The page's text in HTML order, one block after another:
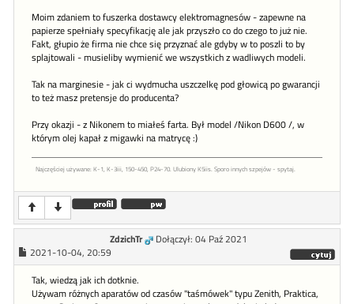
Moim zdaniem to fuszerka dostawcy elektromagnesów - zapewne na
papierze spełniały specyfikację ale jak przyszło co do czego to już nie.
Fakt, głupio że firma nie chce się przyznać ale gdyby w to poszli to by
splajtowali - musieliby wymienić we wszystkich z wadliwych modeli.
Tak na marginesie - jak ci wydmucha uszczelkę pod głowicą po gwarancji
to też masz pretensje do producenta?
Przy okazji - z Nikonem to miałeś farta. Był model /Nikon D600 /, w
którym olej kapał z migawki na matrycę :)
Najczęściej używane: K-1, K-3iii, 150-450, P24-70. Ulubiony K5iis. Sporo innych szpejów - spytaj.
ZdzichTr
Dołączył: 04 Paź 2021
2021-10-04, 20:59
Tak, wiedzą jak ich dotknie.
Używam różnych aparatów od czasów "taśmówek" typu Zenith, Praktica,